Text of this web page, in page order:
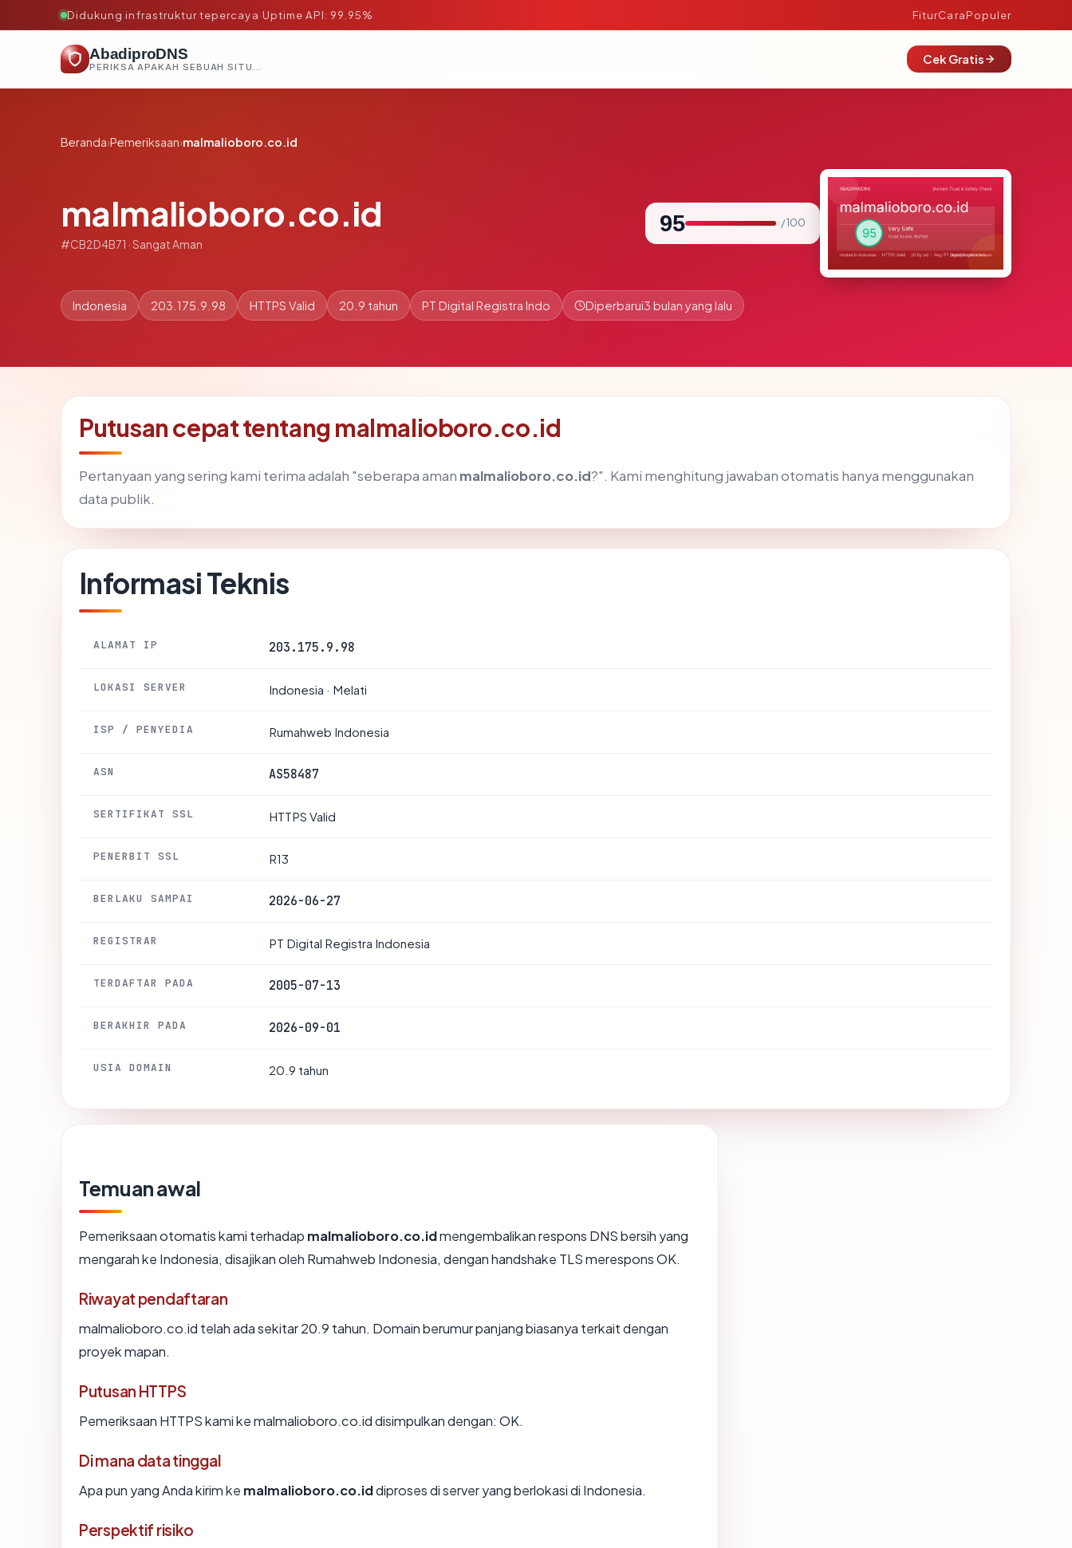
Didukung infrastruktur tepercaya·Uptime API: 99.95% FiturCaraPopuler
AbadiproDNS
PERIKSA APAKAH SEBUAH SITUS AMAN, TEPERCAYA, DAN TERVERIFIKASI DALAM HITUNGAN DETIK.
Cek Gratis
Beranda›Pemeriksaan›malmalioboro.co.id
malmalioboro.co.id
#CB2D4B71 · Sangat Aman
95 / 100
Indonesia 203.175.9.98 HTTPS Valid 20.9 tahun PT Digital Registra Indo Diperbarui3 bulan yang lalu
Putusan cepat tentang malmalioboro.co.id
Pertanyaan yang sering kami terima adalah "seberapa aman malmalioboro.co.id?". Kami menghitung jawaban otomatis hanya menggunakan
data publik.
Informasi Teknis
ALAMAT IP 203.175.9.98
LOKASI SERVER Indonesia · Melati
ISP / PENYEDIA Rumahweb Indonesia
ASN AS58487
SERTIFIKAT SSL HTTPS Valid
PENERBIT SSL R13
BERLAKU SAMPAI 2026-06-27
REGISTRAR PT Digital Registra Indonesia
TERDAFTAR PADA 2005-07-13
BERAKHIR PADA 2026-09-01
USIA DOMAIN 20.9 tahun
Temuan awal
Pemeriksaan otomatis kami terhadap malmalioboro.co.idmengembalikan respons DNS bersih yang
mengarah ke Indonesia, disajikan oleh Rumahweb Indonesia, dengan handshake TLS merespons OK.
Riwayat pendaftaran
malmalioboro.co.id telah ada sekitar 20.9 tahun. Domain berumur panjang biasanya terkait dengan
proyek mapan.
Putusan HTTPS
Pemeriksaan HTTPS kami ke malmalioboro.co.id disimpulkan dengan: OK.
Di mana data tinggal
Apa pun yang Anda kirim ke malmalioboro.co.iddiproses di server yang berlokasi di Indonesia.
Perspektif risiko